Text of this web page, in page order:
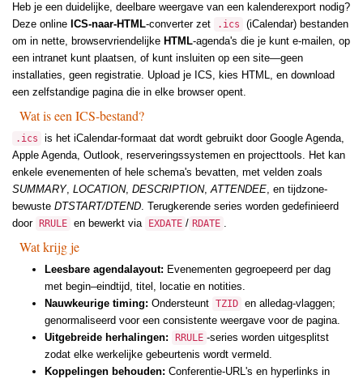
Heb je een duidelijke, deelbare weergave van een kalenderexport nodig?
Deze online ICS-naar-HTML-converter zet .ics
(iCalendar) bestanden
om in nette, browservriendelijke HTML-agenda's die je kunt e-mailen, op
een intranet kunt plaatsen, of kunt insluiten op een site—geen
installaties, geen registratie. Upload je ICS, kies HTML, en download
een zelfstandige pagina die in elke browser opent.
Wat is een ICS-bestand?
.ics
is het iCalendar-formaat dat wordt gebruikt door Google Agenda,
Apple Agenda, Outlook, reserveringssystemen en projecttools. Het kan
enkele evenementen of hele schema's bevatten, met velden zoals
SUMMARY, LOCATION, DESCRIPTION,ATTENDEE, en tijdzone-
bewuste DTSTART/DTEND. Terugkerende series worden gedefinieerd
door
RRULE en bewerkt via EXDATE / RDATE .
Wat krijg je
Leesbare agendalayout: Evenementen gegroepeerd per dag
met begin–eindtijd, titel, locatie en notities.
Nauwkeurige timing: Ondersteunt TZID en alledag-vlaggen;
genormaliseerd voor een consistente weergave voor de pagina.
Uitgebreide herhalingen:
RRULE -series worden uitgesplitst
zodat elke werkelijke gebeurtenis wordt vermeld.
Koppelingen behouden: Conferentie-URL's en hyperlinks in